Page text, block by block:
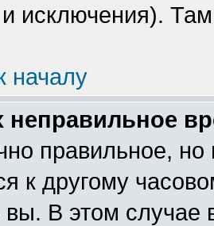
исключения).
началу
правильное,
к другому
вы. В этом